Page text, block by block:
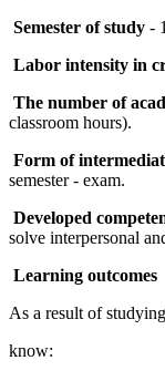
Semester of study -
Labor intensity in
The number of
classroom hours).
Form of
semester - exam.
Developed
solve interpersonal
Learning outcomes
As a result of
know: